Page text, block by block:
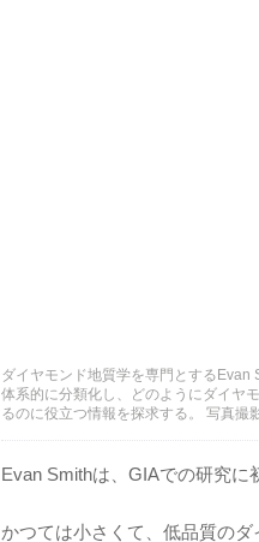
ダイヤモンド地質学を専門とするEvan
体系的に分類化し、どのようにダイヤ
るのに役立つ情報を探求する。 写真撮
Evan Smithは、GIAでの研究に
かつては小さくて、低品質の